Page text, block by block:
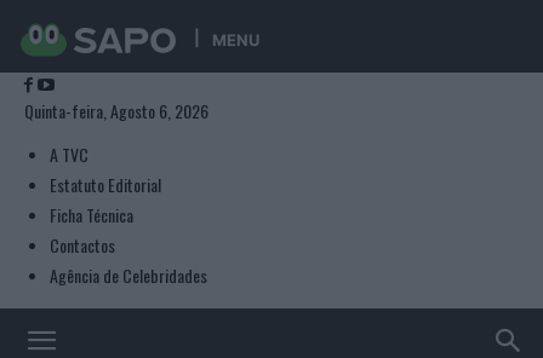
MENU
Quinta-feira, Agosto 6, 2026
A TVC
Estatuto Editorial
Ficha Técnica
Contactos
Agência de Celebridades